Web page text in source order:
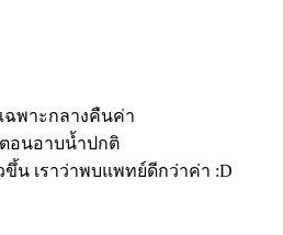
ฉพาะกลางคืนค่า
อนอาบน้ำปกติ
น เราว่าพบแพทย์ดีกว่าค่า :D